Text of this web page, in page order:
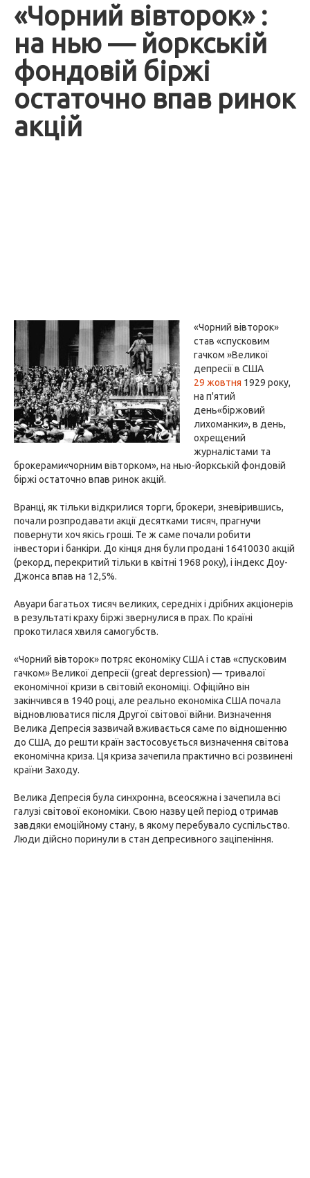
«Чорний вівторок» :
на нью — йоркській
фондовій біржі
остаточно впав ринок
акцій
«Чорний вівторок»
став «спусковим
гачком »Великої
депресії в США
29 жовтня 1929 року,
на п'ятий
день«біржовий
лихоманки», в день,
охрещений
журналістами та
брокерами«чорним вівторком», на нью-йоркській фондовій
біржі остаточно впав ринок акцій.
Вранці, як тільки відкрилися торги, брокери, зневірившись,
почали розпродавати акції десятками тисяч, прагнучи
повернути хоч якісь гроші. Те ж саме почали робити
інвестори і банкіри. До кінця дня були продані 16410030 акцій
(рекорд, перекритий тільки в квітні 1968 року), і індекс Доу-
Джонса впав на 12,5%.
Авуари багатьох тисяч великих, середніх і дрібних акціонерів
в результаті краху біржі звернулися в прах. По країні
прокотилася хвиля самогубств.
«Чорний вівторок» потряс економіку США і став «спусковим
гачком» Великої депресії (great depression) — тривалої
економічної кризи в світовій економіці. Офіційно він
закінчився в 1940 році, але реально економіка США почала
відновлюватися після Другої світової війни. Визначення
Велика Депресія зазвичай вживається саме по відношенню
до США, до решти країн застосовується визначення світова
економічна криза. Ця криза зачепила практично всі розвинені
країни Заходу.
Велика Депресія була синхронна, всеосяжна і зачепила всі
галузі світової економіки. Свою назву цей період отримав
завдяки емоційному стану, в якому перебувало суспільство.
Люди дійсно поринули в стан депресивного заціпеніння.